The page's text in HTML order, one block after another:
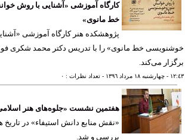
کارگاه آموزشی «آشنایی با روش
خط مانوی»
پژوهشکده هنر کارگاه آموزشی
خط مانوی» را با تدریس دكتر محمد شكری
می‌كند.
- چهارشنبه ١٨ مرداد ١٣٩٦ - تعداد نظرات : ٠
هفتمین نشست «جلوه‌های هنر اسلامی»
«نقش منابع دانش استیفاء» در تاریخ
بررسی و شد.